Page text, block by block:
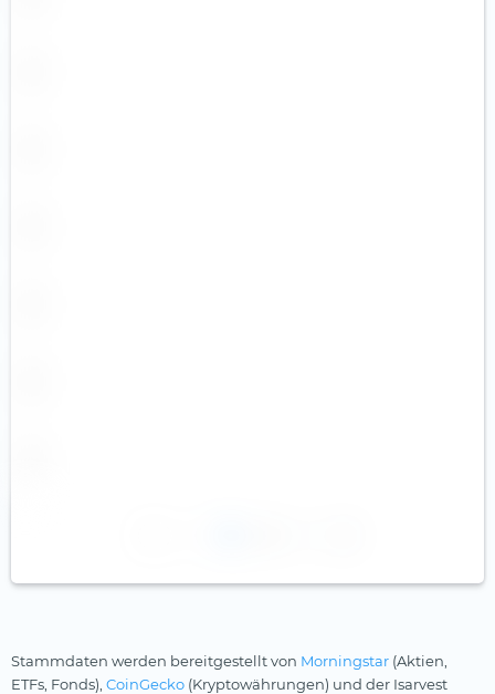
Stammdaten werden bereitgestellt von Morningstar (Aktien,
ETFs, Fonds), CoinGecko (Kryptowährungen) und der Isarvest